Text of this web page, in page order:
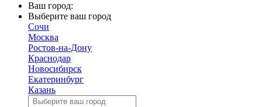
Ваш город:
Выберите ваш город
Сочи
Москва
Ростов-на-Дону
Краснодар
Новосибирск
Екатеринбург
Казань